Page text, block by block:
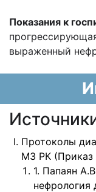
Показания к
выраженный
Протоколы
МЗ РК (Приказ
1. Папаян
нефрология